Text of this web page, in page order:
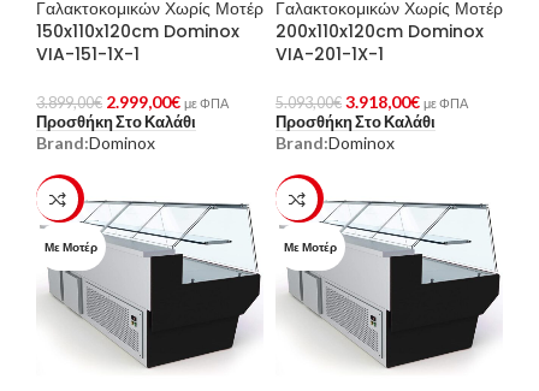
Γαλακτοκομικών Χωρίς Μοτέρ
150x110x120cm Dominox
VIA-151-1X-1
3.899,00€ 2.999,00€ με ΦΠΑ
Προσθήκη Στο Καλάθι
Brand:Dominox
Γαλακτοκομικών Χωρίς Μοτέρ
200x110x120cm Dominox
VIA-201-1X-1
5.093,00€ 3.918,00€ με ΦΠΑ
Προσθήκη Στο Καλάθι
Brand:Dominox
-23%
Με Μοτέρ
-23%
Με Μοτέρ